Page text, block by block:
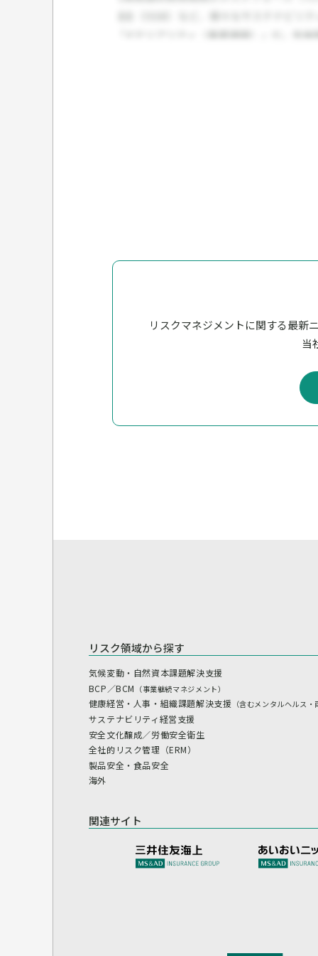
リスクマネジメントに関する最新
当
リスク領域から探す
気候変動・自然資本課題解決支援
BCP／BCM （事業継続マネジメント）
健康経営・人事・組織課題解決支援 （含むメンタルヘルス
サステナビリティ経営支援
安全文化醸成／労働安全衛生
全社的リスク管理（ERM）
製品安全・食品安全
海外
関連サイト